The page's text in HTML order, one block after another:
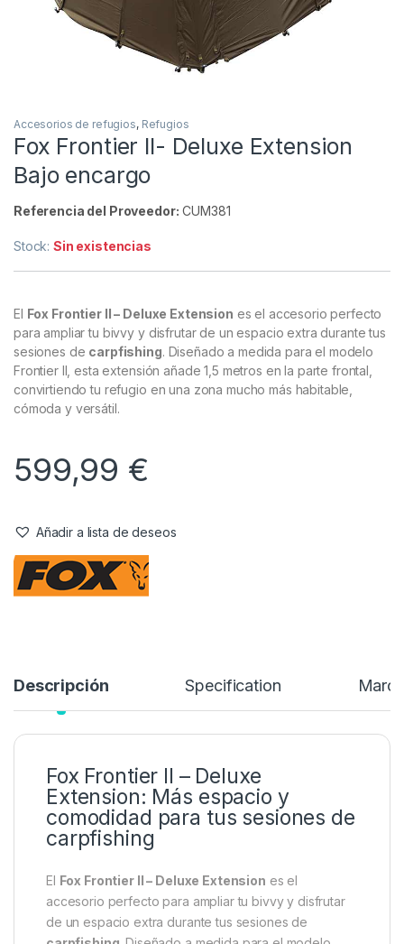
Accesorios de refugios ,Refugios
Fox Frontier II- Deluxe Extension
Bajo encargo
Stock: Sin existencias
ElFox Frontier II – Deluxe Extension
sesiones decarpfishing
Frontier II, esta extensión añade 1,5 metros en la parte frontal,
599,99
Descripción Specification